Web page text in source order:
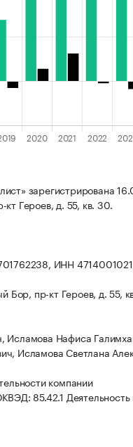
зарегистрирована
Героев, д. 55, кв. 30.
ИНН
Бор, пр-кт Героев, д. 55,
Нафиса
Исламова Светлана
компании
85.42.1